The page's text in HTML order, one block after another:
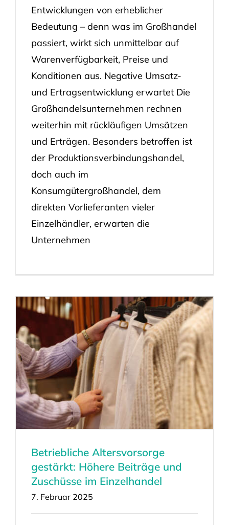
Entwicklungen von erheblicher
Bedeutung – denn was im Großhandel
passiert, wirkt sich unmittelbar auf
Warenverfügbarkeit, Preise und
Konditionen aus. Negative Umsatz-
und Ertragsentwicklung erwartet Die
Großhandelsunternehmen rechnen
weiterhin mit rückläufigen Umsätzen
und Erträgen. Besonders betroffen ist
der Produktionsverbindungshandel,
doch auch im
Konsumgütergroßhandel, dem
direkten Vorlieferanten vieler
Einzelhändler, erwarten die
Unternehmen
Betriebliche Altersvorsorge
gestärkt: Höhere Beiträge und
Zuschüsse im Einzelhandel
7. Februar 2025